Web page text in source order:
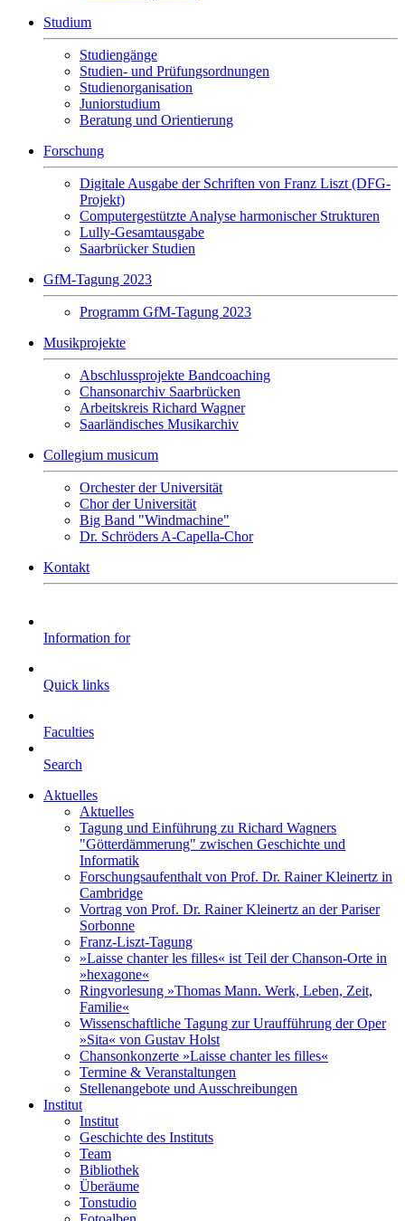
Studium
Studiengänge
Studien- und Prüfungsordnungen
Studienorganisation
Juniorstudium
Beratung und Orientierung
Forschung
Digitale Ausgabe der Schriften von Franz Liszt (DFG-
Projekt)
Computergestützte Analyse harmonischer Strukturen
Lully-Gesamtausgabe
Saarbrücker Studien
GfM-Tagung 2023
Programm GfM-Tagung 2023
Musikprojekte
Abschlussprojekte Bandcoaching
Chansonarchiv Saarbrücken
Arbeitskreis Richard Wagner
Saarländisches Musikarchiv
Collegium musicum
Orchester der Universität
Chor der Universität
Big Band "Windmachine"
Dr. Schröders A-Capella-Chor
Kontakt
Information for
Quick links
Faculties
Search
Aktuelles
Aktuelles
Tagung und Einführung zu Richard Wagners
"Götterdämmerung" zwischen Geschichte und
Informatik
Forschungsaufenthalt von Prof. Dr. Rainer Kleinertz in
Cambridge
Vortrag von Prof. Dr. Rainer Kleinertz an der Pariser
Sorbonne
Franz-Liszt-Tagung
»Laisse chanter les filles« ist Teil der Chanson-Orte in
»hexagone«
Ringvorlesung »Thomas Mann. Werk, Leben, Zeit,
Familie«
Wissenschaftliche Tagung zur Uraufführung der Oper
»Sita« von Gustav Holst
Chansonkonzerte »Laisse chanter les filles«
Termine & Veranstaltungen
Stellenangebote und Ausschreibungen
Institut
Institut
Geschichte des Instituts
Team
Bibliothek
Überäume
Tonstudio